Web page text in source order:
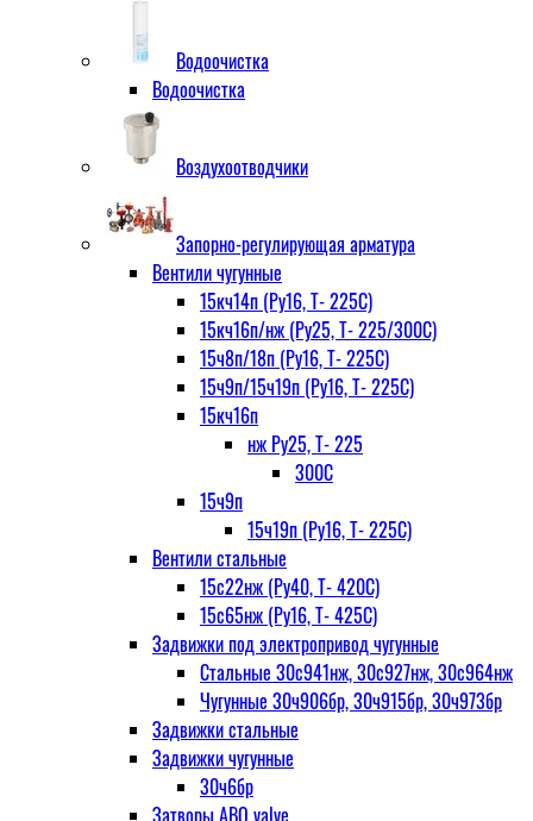
Водоочистка
Водоочистка
Воздухоотводчики
Запорно-регулирующая арматура
Вентили чугунные
15кч14п (Ру16, Т- 225С)
15кч16п/нж (Ру25, Т- 225/300С)
15ч8п/18п (Ру16, Т- 225С)
15ч9п/15ч19п (Ру16, Т- 225С)
15кч16п
нж Ру25, Т- 225
300С
15ч9п
15ч19п (Ру16, Т- 225С)
Вентили стальные
15с22нж (Ру40, Т- 420С)
15с65нж (Ру16, Т- 425С)
Задвижки под электропривод чугунные
Стальные 30с941нж, 30с927нж, 30с964нж
Чугунные 30ч906бр, 30ч915бр, 30ч973бр
Задвижки стальные
Задвижки чугунные
30ч6бр